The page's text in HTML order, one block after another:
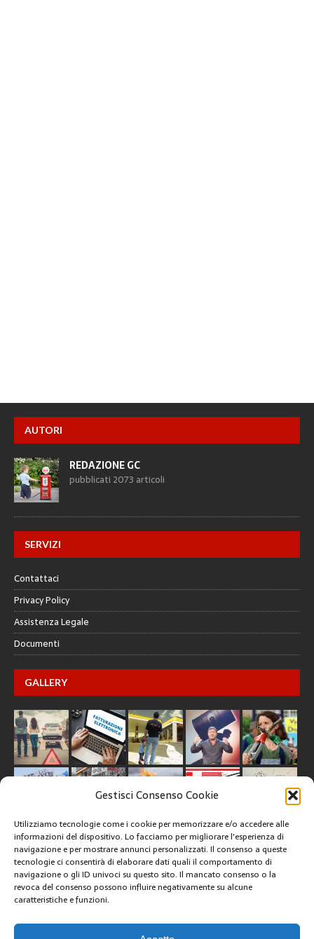
Gestisci Consenso Cookie
Utilizziamo tecnologie come i cookie per memorizzare e/o accedere alle
informazioni del dispositivo. Lo facciamo per migliorare l'esperienza di
navigazione e per mostrare annunci personalizzati. Il consenso a queste
tecnologie ci consentirà di elaborare dati quali il comportamento di
navigazione o gli ID univoci su questo sito. Il mancato consenso o la
revoca del consenso possono influire negativamente su alcune
caratteristiche e funzioni.
AUTORI
REDAZIONE GC
pubblicati 2073 articoli
SERVIZI
Contattaci
Privacy Policy
Assistenza Legale
Documenti
GALLERY
CREATIVE COMMONS
Questa opera è concessa in licenza con i termini